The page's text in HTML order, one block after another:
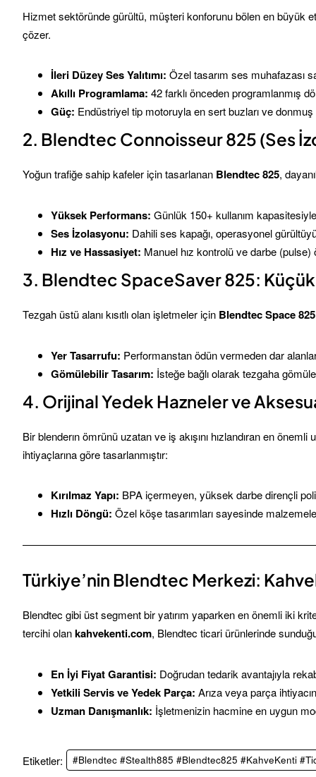
Hizmet sektöründe gürültü, müşteri konforunu bölen en büyük
çözer.
İleri Düzey Ses Yalıtımı: Özel tasarım ses muhafazası
Akıllı Programlama: 42 farklı önceden programlanmış
Güç: Endüstriyel tip motoruyla en sert buzları ve
2. Blendtec Connoisseur 825 (Ses
Yoğun trafiğe sahip kafeler için tasarlanan Blendtec 825,
Yüksek Performans: Günlük 150+ kullanım
Ses İzolasyonu: Dahili ses kapağı, operasyonel
Hız ve Hassasiyet: Manuel hız kontrolü ve darbe
3. Blendtec SpaceSaver 825:
Tezgah üstü alanı kısıtlı olan işletmeler için Blendtec Space 825
Yer Tasarrufu: Performanstan ödün vermeden dar
Gömülebilir Tasarım: İsteğe bağlı olarak tezgaha
4. Orijinal Yedek Hazneler ve
Bir blenderın ömrünü uzatan ve iş akışını hızlandıran en
ihtiyaçlarına göre tasarlanmıştır:
Kırılmaz Yapı: BPA içermeyen, yüksek darbe dirençli
Hızlı Döngü: Özel köşe tasarımları sayesinde
Türkiye’nin Blendtec Merkezi:
Blendtec gibi üst segment bir yatırım yaparken en önemli iki
tercihi olankahvekenti.com, Blendtec ticari ürünlerinde
En İyi Fiyat Garantisi: Doğrudan tedarik avantajıyla
Yetkili Servis ve Yedek Parça: Arıza veya parça
Uzman Danışmanlık: İşletmenizin hacmine en uygun
Etiketler: #Blendtec #Stealth885 #Blendtec825 #KahveKenti